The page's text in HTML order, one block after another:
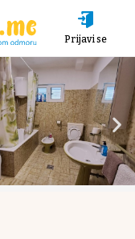
Prijavi se